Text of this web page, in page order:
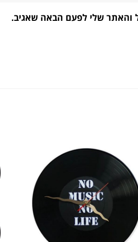
והאתר שלי לפעם הבאה שאגיב.